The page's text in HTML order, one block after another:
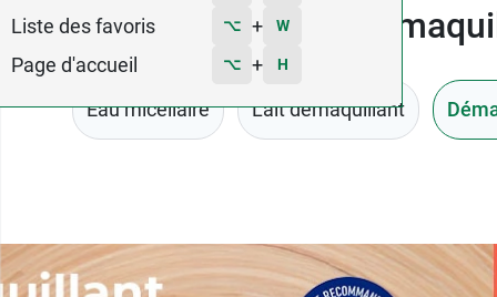
Liste des favoris ⌥ + W
Page d'accueil ⌥ + H
Eau micellaire Lait démaquillant